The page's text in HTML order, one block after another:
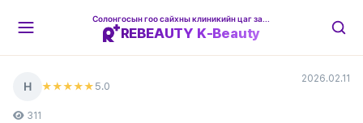
REBEAUTY K-Beauty
Н ★★★★★ 5.0
2026.02.11
311